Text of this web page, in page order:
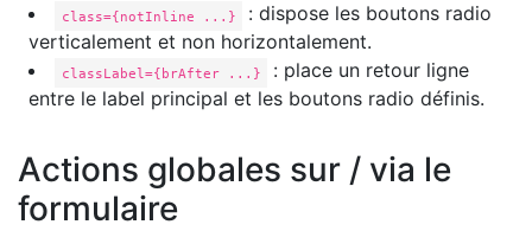
class={notInline ...}
: dispose les boutons radio
verticalement et non horizontalement.
classLabel={brAfter ...}
: place un retour ligne
entre le label principal et les boutons radio définis.
Actions globales sur / via le
formulaire